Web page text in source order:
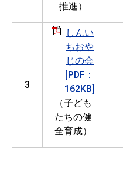
推進）
3
しんい
ちおや
じの会
[PDF：
162KB]
（子ども
たちの健
全育成）